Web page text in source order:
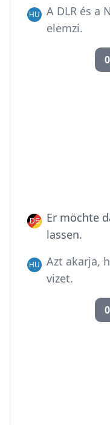
A DLR és a
elemzi.
Er möchte
lassen.
Azt akarja,
vizet.